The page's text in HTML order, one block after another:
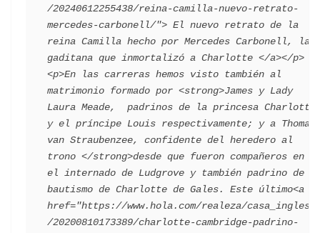
/20240612255438/reina-camilla-nuevo-retrato-
mercedes-carbonell/"> El nuevo retrato de la
reina Camilla hecho por Mercedes Carbonell, la
gaditana que inmortalizó a Charlotte </a></p>
<p>En las carreras hemos visto también al
matrimonio formado por <strong>James y Lady
Laura Meade,  padrinos de la princesa Charlotte
y el príncipe Louis respectivamente; y a Thomas
van Straubenzee, confidente del heredero al
trono </strong>desde que fueron compañeros en
el internado de Ludgrove y también padrino de
bautismo de Charlotte de Gales. Este último<a
href="https://www.hola.com/realeza/casa_inglesa
/20200810173389/charlotte-cambridge-padrino-